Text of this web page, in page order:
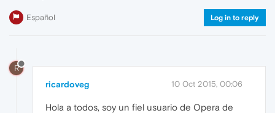
Español Log in to reply
R
ricardoveg 10 Oct 2015, 00:06
Hola a todos, soy un fiel usuario de Opera de